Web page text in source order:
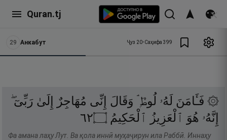
Quran.tj
29 Анкабут Ҷуз 20•Саҳифа 399
۞ فَـَٔامَنَ لَهُۥ لُوطٌۭ ۘ وَقَالَ إِنِّى مُهَاجِرٌ إِلَىٰ رَبِّىٓ ۖ
إِنَّهُۥ هُوَ ٱلْعَزِيزُ ٱلْحَكِيمُ ۝٢٦
Фа амана лаҳу Лут. Ва қола иннӣ муҳаҷирун ила Раббӣ. Иннаҳу